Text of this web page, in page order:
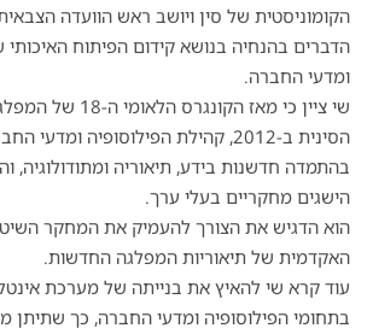
הקומוניסטית של סין ויושב ראש הוועדה
הדברים בהנחיה בנושא קידום הפיתוח האיכותי
ומדעי החברה.
שי ציין כי מאז
הסינית ב-2012, קהילת הפילוסופיה
בהתמדה חדשנות בידע, תיאוריה ומתודולוגיה,
הישגים מחקריים בעלי ערך.
הוא הדגיש את הצורך להעמיק את המחקר
האקדמית של תיאוריות המפלגה החדשות.
עוד קרא שי להאיץ את בנייתה של מערכת
בתחומי הפילוסופיה ומדעי החברה, כך שתיתן